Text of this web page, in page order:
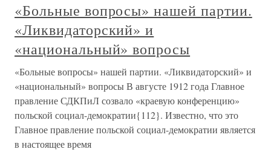
«Больные вопросы» нашей партии.
«Ликвидаторский» и
«национальный» вопросы
«Больные вопросы» нашей партии. «Ликвидаторский» и
«национальный» вопросы В августе 1912 года Главное
правление СДКПиЛ созвало «краевую конференцию»
польской социал-демократии{112}. Известно, что это
Главное правление польской социал-демократии является
в настоящее время